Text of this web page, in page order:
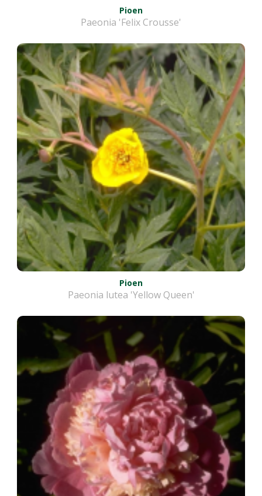
Pioen
Paeonia 'Felix Crousse'
Pioen
Paeonia lutea 'Yellow Queen'